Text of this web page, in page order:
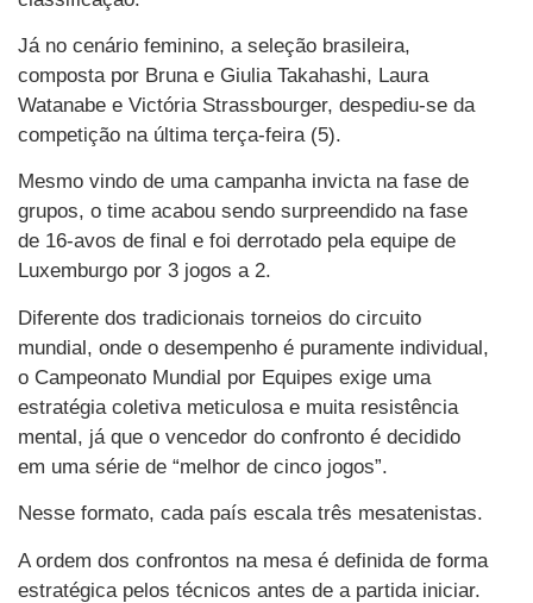
Já no cenário feminino, a seleção brasileira,
composta por Bruna e Giulia Takahashi, Laura
Watanabe e Victória Strassbourger, despediu-se da
competição na última terça-feira (5).
Mesmo vindo de uma campanha invicta na fase de
grupos, o time acabou sendo surpreendido na fase
de 16-avos de final e foi derrotado pela equipe de
Luxemburgo por 3 jogos a 2.
Diferente dos tradicionais torneios do circuito
mundial, onde o desempenho é puramente individual,
o Campeonato Mundial por Equipes exige uma
estratégia coletiva meticulosa e muita resistência
mental, já que o vencedor do confronto é decidido
em uma série de “melhor de cinco jogos”.
Nesse formato, cada país escala três mesatenistas.
A ordem dos confrontos na mesa é definida de forma
estratégica pelos técnicos antes de a partida iniciar.